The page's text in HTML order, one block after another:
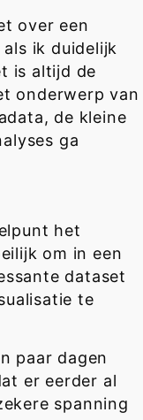
over een
ik duidelijk
is altijd de
onderwerp van
de kleine
ga
het
om in een
dataset
te
paar dagen
er eerder al
spanning